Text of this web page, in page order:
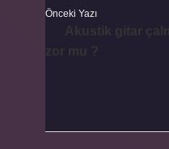
Önceki Yazı